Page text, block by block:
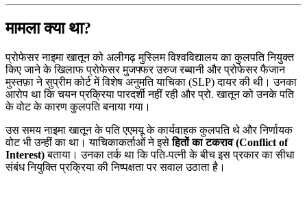
मामला क्या था?
प्रोफेसर नाइमा खातून को अलीगढ़ मुस्लिम विश्वविद्यालय का कुलपति नियुक्त
किए जाने के खिलाफ प्रोफेसर मुजफ्फर उरुज रब्बानी और प्रोफेसर फैजान
मुस्तफ़ा ने सुप्रीम कोर्ट में विशेष अनुमति याचिका (SLP) दायर की थी। उनका
आरोप था कि चयन प्रक्रिया पारदर्शी नहीं रही और प्रो. खातून को उनके पति
के वोट के कारण कुलपति बनाया गया।
उस समय नाइमा खातून के पति एएमयू के कार्यवाहक कुलपति थे और निर्णायक
वोट भी उन्हीं का था। याचिकाकर्ताओं ने इसेहितों का टकराव (Conflict of
Interest)बताया। उनका तर्क था कि पति-पत्नी के बीच इस प्रकार का सीधा
संबंध नियुक्ति प्रक्रिया की निष्पक्षता पर सवाल उठाता है।